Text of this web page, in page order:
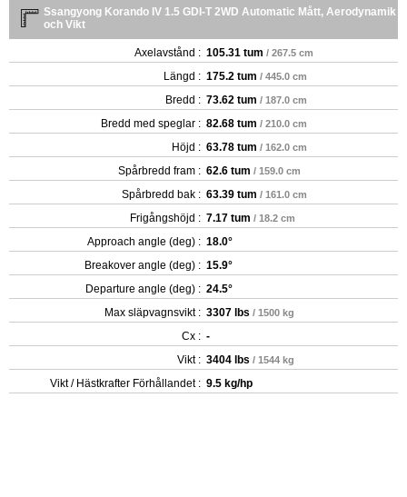
Ssangyong Korando IV 1.5 GDI-T 2WD Automatic Mått, Aerodynamik
och Vikt
Axelavstånd : 105.31 tum / 267.5 cm
Längd : 175.2 tum / 445.0 cm
Bredd : 73.62 tum / 187.0 cm
Bredd med speglar : 82.68 tum / 210.0 cm
Höjd : 63.78 tum / 162.0 cm
Spårbredd fram : 62.6 tum / 159.0 cm
Spårbredd bak : 63.39 tum / 161.0 cm
Frigångshöjd : 7.17 tum / 18.2 cm
Approach angle (deg) : 18.0°
Breakover angle (deg) : 15.9°
Departure angle (deg) : 24.5°
Max släpvagnsvikt : 3307 lbs / 1500 kg
Cx : -
Vikt : 3404 lbs / 1544 kg
Vikt / Hästkrafter Förhållandet : 9.5 kg/hp